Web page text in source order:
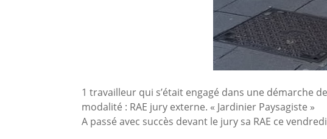
1 travailleur qui s’était engagé dans une démarche
modalité : RAE jury externe. « Jardinier Paysagiste »
A passé avec succès devant le jury sa RAE ce